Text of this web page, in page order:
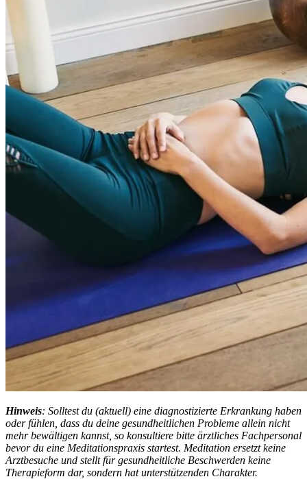
Hin­weis: Solltest du (aktuell) eine diagnostizierte Erkrankung haben
oder fühlen, dass du deine gesundheitlichen Probleme allein nicht
mehr bewältigen kannst, so konsultiere bitte ärztliches Fachpersonal
bevor du eine Meditationspraxis startest. Meditation ersetzt keine
Arztbesuche und stellt für gesundheitliche Beschwerden keine
Therapieform dar, sondern hat unterstützenden Charakter.